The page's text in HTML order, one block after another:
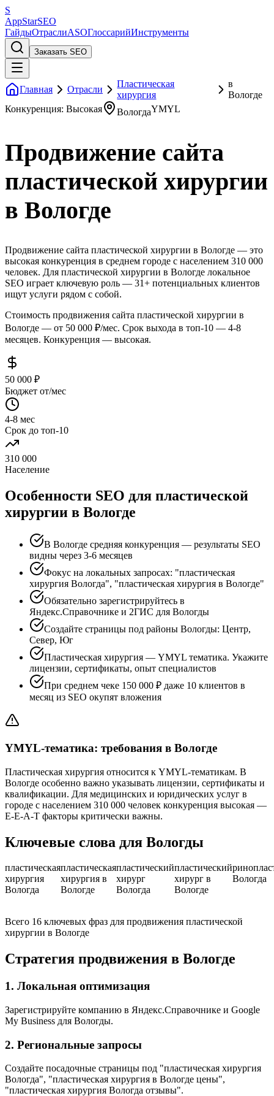
S
AppStarSEO
ГайдыОтраслиASOГлоссарийИнструменты
Заказать SEO
Главная Отрасли
Пластическая
хирургия
в
Вологде
Конкуренция: Высокая
ВологдаYMYL
Продвижение сайта
пластической хирургии
в Вологде
Продвижение сайта пластической хирургии в Вологде — это
высокая конкуренция в среднем городе с населением 310 000
человек. Для пластической хирургии в Вологде локальное
SEO играет ключевую роль — 31+ потенциальных клиентов
ищут услуги рядом с собой.
Стоимость продвижения сайта пластической хирургии в
Вологде — от 50 000 ₽/мес. Срок выхода в топ-10 — 4-8
месяцев. Конкуренция — высокая.
50 000 ₽
Бюджет от/мес
4-8 мес
Срок до топ-10
310 000
Население
Особенности SEO для пластической
хирургии в Вологде
В Вологде средняя конкуренция — результаты SEO
видны через 3-6 месяцев
Фокус на локальных запросах: "пластическая
хирургия Вологда", "пластическая хирургия в Вологде"
Обязательно зарегистрируйтесь в
Яндекс.Справочнике и 2ГИС для Вологды
Создайте страницы под районы Вологды: Центр,
Север, Юг
Пластическая хирургия — YMYL тематика. Укажите
лицензии, сертификаты, опыт специалистов
При среднем чеке 150 000 ₽ даже 10 клиентов в
месяц из SEO окупят вложения
YMYL-тематика: требования в Вологде
Пластическая хирургия относится к YMYL-тематикам. В
Вологде особенно важно указывать лицензии, сертификаты и
квалификации. Для медицинских и юридических услуг в
городе с населением 310 000 человек конкуренция высокая —
E-E-A-T факторы критически важны.
Ключевые слова для Вологды
пластическая
хирургия
Вологда
пластическая
хирургия в
Вологде
пластический
хирург
Вологда
пластический
хирург в
Вологде
Вологда
Всего 16 ключевых фраз для продвижения пластической
хирургии в Вологде
Стратегия продвижения в Вологде
1. Локальная оптимизация
Зарегистрируйте компанию в Яндекс.Справочнике и Google
My Business для Вологды.
2. Региональные запросы
Создайте посадочные страницы под "пластическая хирургия
Вологда", "пластическая хирургия в Вологде цены",
"пластическая хирургия Вологда отзывы".